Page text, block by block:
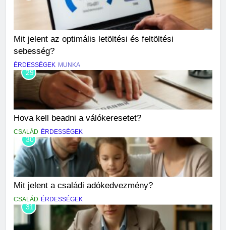
Mit jelent az optimális letöltési és feltöltési
sebesség?
ÉRDESSÉGEK MUNKA
29
Hova kell beadni a válókeresetet?
CSALÁD ÉRDESSÉGEK
30
Mit jelent a családi adókedvezmény?
CSALÁD ÉRDESSÉGEK
31